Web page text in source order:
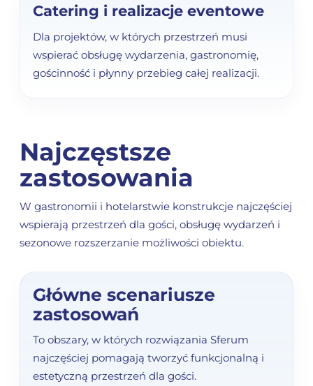
Catering i realizacje eventowe
Dla projektów, w których przestrzeń musi
wspierać obsługę wydarzenia, gastronomię,
gościnność i płynny przebieg całej realizacji.
Najczęstsze
zastosowania
W gastronomii i hotelarstwie konstrukcje najczęściej
wspierają przestrzeń dla gości, obsługę wydarzeń i
sezonowe rozszerzanie możliwości obiektu.
Główne scenariusze
zastosowań
To obszary, w których rozwiązania Sferum
najczęściej pomagają tworzyć funkcjonalną i
estetyczną przestrzeń dla gości.